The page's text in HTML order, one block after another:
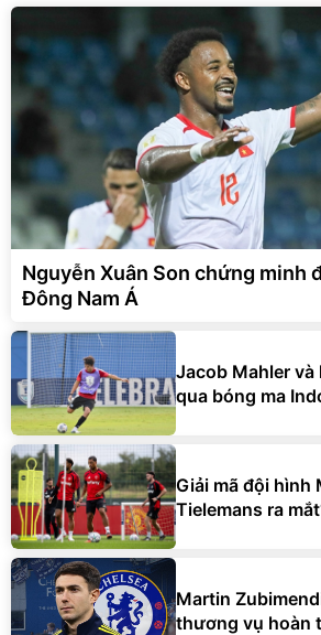
Nguyễn Xuân Son chứng minh
Đông Nam Á
Jacob Mahler
qua bóng ma
Giải mã đội hình
Tielemans ra
Martin
thương vụ hoàn